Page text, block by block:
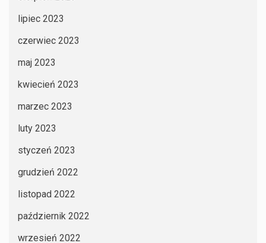
lipiec 2023
czerwiec 2023
maj 2023
kwiecień 2023
marzec 2023
luty 2023
styczeń 2023
grudzień 2022
listopad 2022
październik 2022
wrzesień 2022